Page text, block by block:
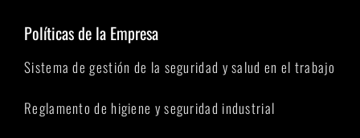
Políticas de la Empresa
Sistema de gestión de la seguridad y salud en el trabajo
Reglamento de higiene y seguridad industrial